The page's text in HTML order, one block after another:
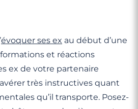
évoquer ses ex au début d’une
et réactions
ex de votre partenaire
très instructives quant
qu’il transporte. Posez-